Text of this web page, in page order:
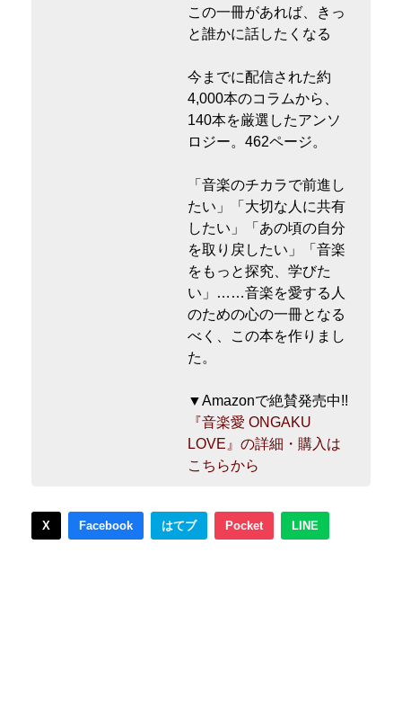
この一冊があれば、きっ
と誰かに話したくなる
今までに配信された約
4,000本のコラムから、
140本を厳選したアンソ
ロジー。462ページ。
「音楽のチカラで前進し
たい」「大切な人に共有
したい」「あの頃の自分
を取り戻したい」「音楽
をもっと探究、学びた
い」……音楽を愛する人
のための心の一冊となる
べく、この本を作りまし
た。
▼Amazonで絶賛発売中!!
『音楽愛 ONGAKU
LOVE』の詳細・購入は
こちらから
X Facebook はてブ Pocket LINE